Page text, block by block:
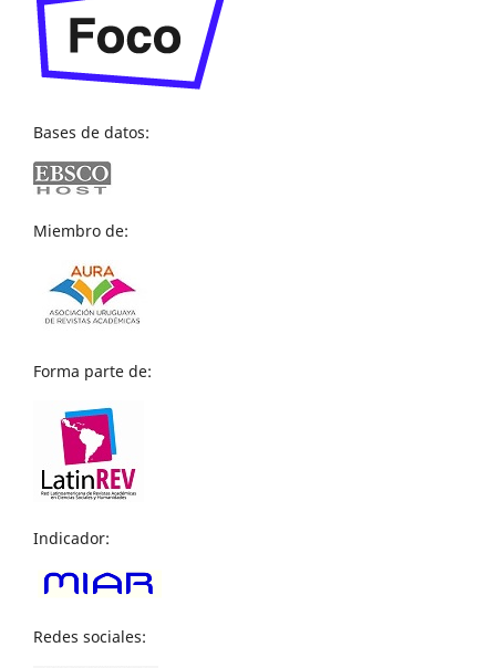
Bases de datos:
Miembro de:
Forma parte de:
Indicador:
Redes sociales: